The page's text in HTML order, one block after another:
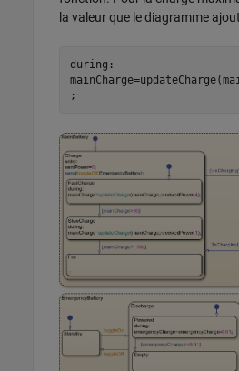
la valeur que le diagramme
during:
;